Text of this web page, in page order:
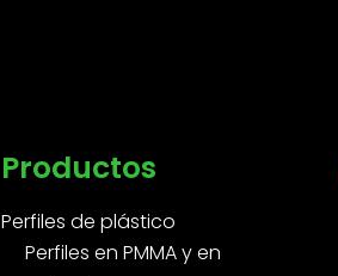
Productos
Perfiles de plástico
Perfiles en PMMA y en